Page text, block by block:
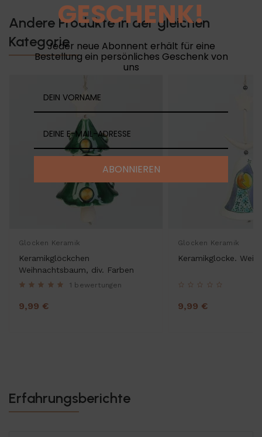
Andere Produkte in der gleichen
Kategorie
Glocken Keramik
Keramikglöckchen
Weihnachtsbaum, div. Farben
1 bewertungen
9,99 €
Glocken Keramik
Keramikglocke.
9,99 €
Erfahrungsberichte
GESCHENK!
Jeder neue Abonnent erhält für eine
Bestellung ein persönliches Geschenk von
uns
ABONNIEREN